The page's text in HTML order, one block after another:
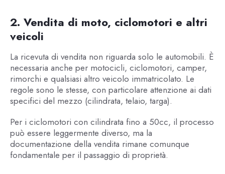
2. Vendita di moto, ciclomotori e altri
veicoli
La ricevuta di vendita non riguarda solo le automobili. È
necessaria anche per motocicli, ciclomotori, camper,
rimorchi e qualsiasi altro veicolo immatricolato. Le
regole sono le stesse, con particolare attenzione ai dati
specifici del mezzo (cilindrata, telaio, targa).
Per i ciclomotori con cilindrata fino a 50cc, il processo
può essere leggermente diverso, ma la
documentazione della vendita rimane comunque
fondamentale per il passaggio di proprietà.